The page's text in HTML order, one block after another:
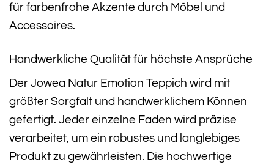
für farbenfrohe Akzente durch Möbel und
Accessoires.
Handwerkliche Qualität für höchste Ansprüche
Der Jowea Natur Emotion Teppich wird mit
größter Sorgfalt und handwerklichem Können
gefertigt. Jeder einzelne Faden wird präzise
verarbeitet, um ein robustes und langlebiges
Produkt zu gewährleisten. Die hochwertige